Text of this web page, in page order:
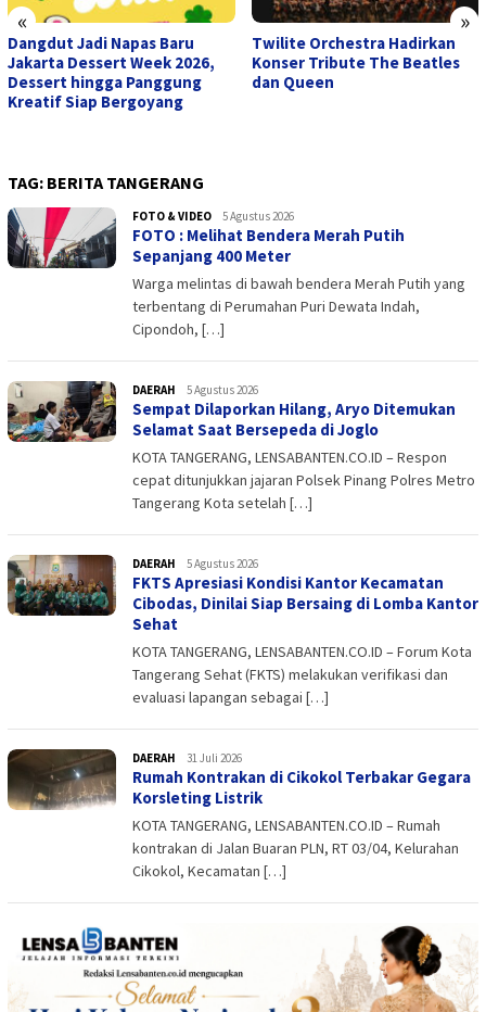
« »
Dangdut Jadi Napas Baru
Jakarta Dessert Week 2026,
Dessert hingga Panggung
Kreatif Siap Bergoyang
Twilite Orchestra Hadirkan
Konser Tribute The Beatles
dan Queen
TAG: BERITA TANGERANG
FOTO & VIDEO admin
5 Agustus 2026
FOTO : Melihat Bendera Merah Putih
Sepanjang 400 Meter
Warga melintas di bawah bendera Merah Putih yang
terbentang di Perumahan Puri Dewata Indah,
Cipondoh, […]
DAERAH admin
5 Agustus 2026
Sempat Dilaporkan Hilang, Aryo Ditemukan
Selamat Saat Bersepeda di Joglo
KOTA TANGERANG, LENSABANTEN.CO.ID – Respon
cepat ditunjukkan jajaran Polsek Pinang Polres Metro
Tangerang Kota setelah […]
DAERAH admin
5 Agustus 2026
FKTS Apresiasi Kondisi Kantor Kecamatan
Cibodas, Dinilai Siap Bersaing di Lomba Kantor
Sehat
KOTA TANGERANG, LENSABANTEN.CO.ID – Forum Kota
Tangerang Sehat (FKTS) melakukan verifikasi dan
evaluasi lapangan sebagai […]
DAERAH admin
31 Juli 2026
Rumah Kontrakan di Cikokol Terbakar Gegara
Korsleting Listrik
KOTA TANGERANG, LENSABANTEN.CO.ID – Rumah
kontrakan di Jalan Buaran PLN, RT 03/04, Kelurahan
Cikokol, Kecamatan […]